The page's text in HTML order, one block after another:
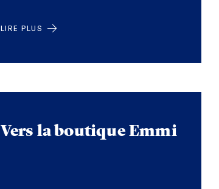
LIRE PLUS
Vers la boutique Emmi